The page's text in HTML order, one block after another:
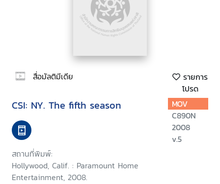
สื่อมัลติมีเดีย
รายการ
โปรด
CSI: NY. The fifth season
สถานที่พิมพ์:
Hollywood, Calif. : Paramount Home
Entertainment, 2008.
MOV
C890N
2008
v.5